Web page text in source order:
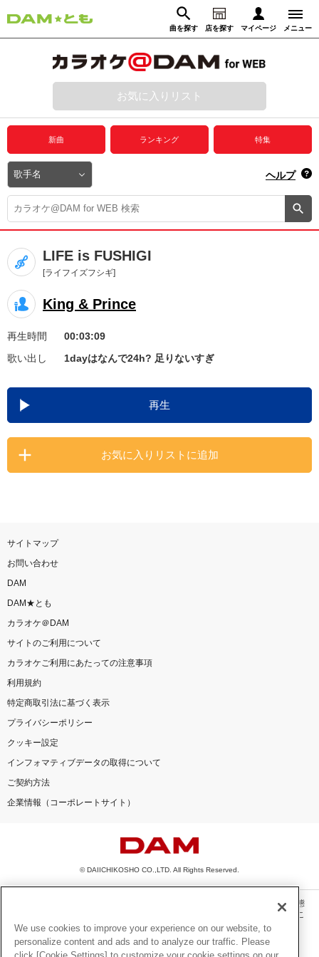
曲を探す 店を探す マイページ メニュー
動画からさがす 録音からさがす
ログイン
プレミアムサービス
DAM★とも動画
DAM★とも録音
カラオケ＠DAM
ユーザー検索
キャンペーン
お知らせ よくあるご質問
DAMの新曲・ランキングなど
カラオケ最新情報をチェック！
お気に入りリスト
新曲 ランキング 特集
ヘルプ
LIFE is FUSHIGI
[ライフイズフシギ]
King & Prince
再生時間
00:03:09
歌い出し
1dayはなんで24h? 足りないすぎ
再生
お気に入りリストに追加
サイトマップ
お問い合わせ
DAM
DAM★とも
カラオケ＠DAM
サイトのご利用について
カラオケご利用にあたっての注意事項
利用規約
特定商取引法に基づく表示
プライバシーポリシー
クッキー設定
インフォマティブデータの取得について
ご契約方法
企業情報（コーポレートサイト）
© DAIICHIKOSHO CO.,LTD. All Rights Reserved.
このサイトに掲載されている一切の文章・画像・写真・動画・音声等を、手段や形態
を問わず、著作権法の定める範囲を超えて無断で複製、転載、ファイル化などするこ
とを禁じます。
楽曲及びコンテンツは、機種によりご利用いただけない場合があります。
We use cookies to improve your experience on our website, to
personalize content and ads and to analyze our traffic. Please